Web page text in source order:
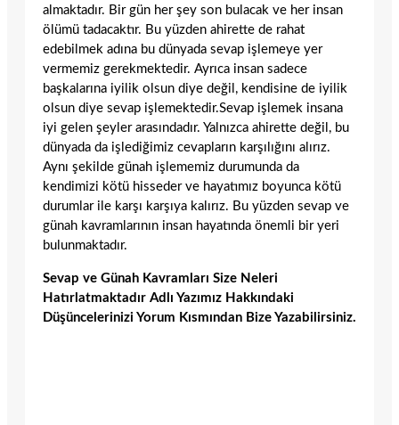
almaktadır. Bir gün her şey son bulacak ve her insan
ölümü tadacaktır. Bu yüzden ahirette de rahat
edebilmek adına bu dünyada sevap işlemeye yer
vermemiz gerekmektedir. Ayrıca insan sadece
başkalarına iyilik olsun diye değil, kendisine de iyilik
olsun diye sevap işlemektedir.Sevap işlemek insana
iyi gelen şeyler arasındadır. Yalnızca ahirette değil, bu
dünyada da işlediğimiz cevapların karşılığını alırız.
Aynı şekilde günah işlememiz durumunda da
kendimizi kötü hisseder ve hayatımız boyunca kötü
durumlar ile karşı karşıya kalırız. Bu yüzden sevap ve
günah kavramlarının insan hayatında önemli bir yeri
bulunmaktadır.
Sevap ve Günah Kavramları Size Neleri
Hatırlatmaktadır Adlı Yazımız Hakkındaki
Düşüncelerinizi Yorum Kısmından Bize Yazabilirsiniz.